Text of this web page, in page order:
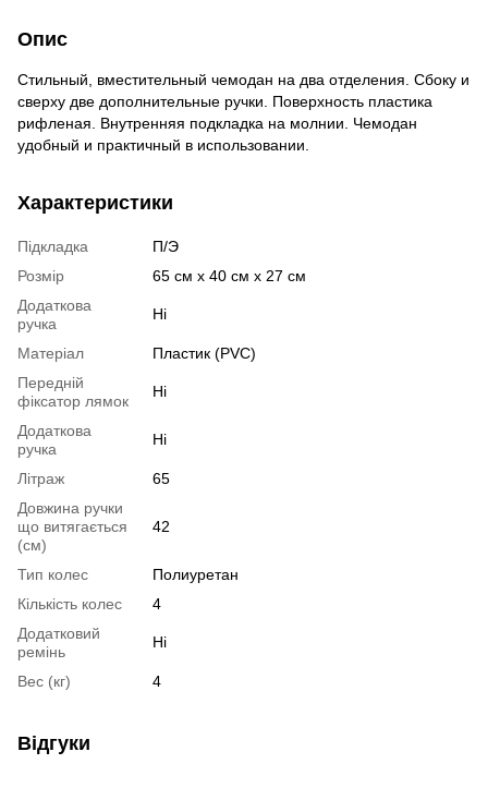
Опис
Стильный, вместительный чемодан на два отделения. Сбоку и
сверху две дополнительные ручки. Поверхность пластика
рифленая. Внутренняя подкладка на молнии. Чемодан
удобный и практичный в использовании.
Характеристики
Підкладка
П/Э
Розмір
65 см x 40 см x 27 см
Додаткова
ручка
Ні
Матеріал
Пластик (PVC)
Передній
фіксатор лямок
Ні
Додаткова
ручка
Ні
Літраж
65
Довжина ручки
що витягається
(см)
42
Тип колес
Полиуретан
Кількість колес
4
Додатковий
ремінь
Ні
Вес (кг) 4
Відгуки